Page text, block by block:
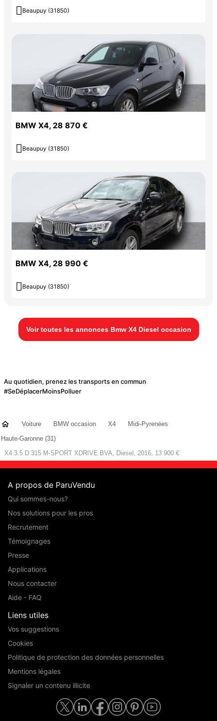
 Beaupuy (31850)
BMW X4, 28 870 €
 Beaupuy (31850)
BMW X4, 28 990 €
 Beaupuy (31850)
Voir toutes les annonces Bmw X4 Diesel occasion
Au quotidien, prenez les transports en commun
#SeDéplacerMoinsPolluer
Voiture BMW occasion X4
Midi-Pyrenées
Haute-Garonne (31)
X4 3.5 D 315 M-SPORT XDRIVE BVA, Diesel, 2016, 13 900 €
A propos de ParuVendu
Qui sommes-nous?
Nos solutions pour les pros
Recrutement
Témoignages
Presse
Applications
Nous contacter
Aide - FAQ
Liens utiles
Vos suggestions
Cookies
Politique de protection des données personnelles
Mentions légales
Signaler un contenu illicite